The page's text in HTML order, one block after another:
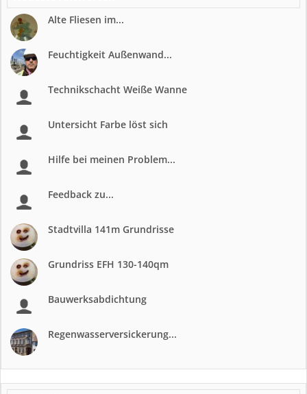
Alte Fliesen im...
Feuchtigkeit Außenwand...
Technikschacht Weiße Wanne
Untersicht Farbe löst sich
Hilfe bei meinen Problem...
Feedback zu...
Stadtvilla 141m Grundrisse
Grundriss EFH 130-140qm
Bauwerksabdichtung
Regenwasserversickerung...